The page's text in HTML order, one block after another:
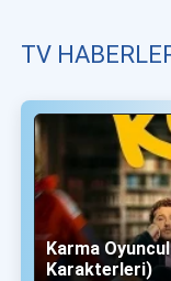
TV
Karma
Karakterleri)